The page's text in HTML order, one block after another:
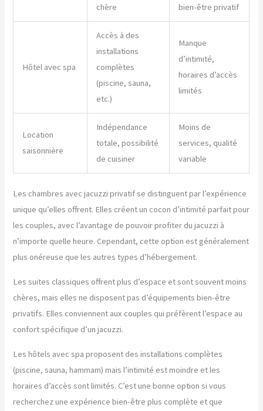
chère
bien-être privatif
Hôtel avec spa
Accès à des
installations
complètes
(piscine, sauna,
etc.)
Manque
d’intimité,
horaires d’accès
limités
Location
saisonnière
Indépendance
totale, possibilité
de cuisiner
Moins de
services, qualité
variable
Les chambres avec jacuzzi privatif se distinguent par l’expérience
unique qu’elles offrent. Elles créent un cocon d’intimité parfait pour
les couples, avec l’avantage de pouvoir profiter du jacuzzi à
n’importe quelle heure. Cependant, cette option est généralement
plus onéreuse que les autres types d’hébergement.
Les suites classiques offrent plus d’espace et sont souvent moins
chères, mais elles ne disposent pas d’équipements bien-être
privatifs. Elles conviennent aux couples qui préfèrent l’espace au
confort spécifique d’un jacuzzi.
Les hôtels avec spa proposent des installations complètes
(piscine, sauna, hammam) mais l’intimité est moindre et les
horaires d’accès sont limités. C’est une bonne option si vous
recherchez une expérience bien-être plus complète et que